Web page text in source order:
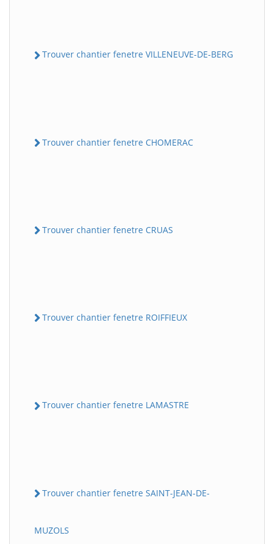
Trouver chantier fenetre VILLENEUVE-DE-BERG
Trouver chantier fenetre CHOMERAC
Trouver chantier fenetre CRUAS
Trouver chantier fenetre ROIFFIEUX
Trouver chantier fenetre LAMASTRE
Trouver chantier fenetre SAINT-JEAN-DE-
MUZOLS